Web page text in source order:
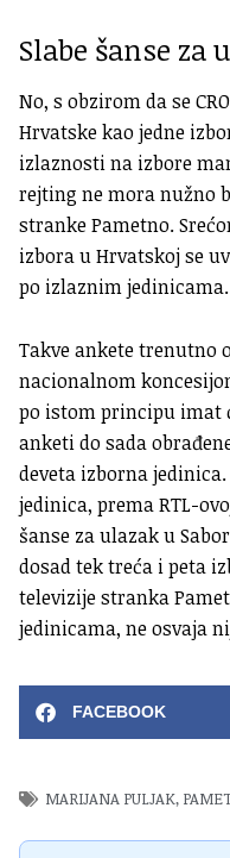
Slabe šanse za
No, s obzirom da se
Hrvatske kao jedne
izlaznosti na izbore
rejting ne mora nužno
stranke Pametno.
izbora u Hrvatskoj se
po izlaznim jedinicama.
Takve ankete trenutno
nacionalnom
po istom principu imat
anketi do sada
deveta izborna
jedinica, prema RTL-
šanse za ulazak u
dosad tek treća i peta
televizije stranka
jedinicama, ne osvaja
FACEBOOK
MARIJANA PULJAK,